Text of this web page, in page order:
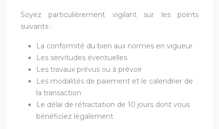
Soyez particulièrement vigilant sur les points
suivants :
La conformité du bien aux normes en vigueur
Les servitudes éventuelles
Les travaux prévus ou à prévoir
Les modalités de paiement et le calendrier de
la transaction
Le délai de rétractation de 10 jours dont vous
bénéficiez légalement